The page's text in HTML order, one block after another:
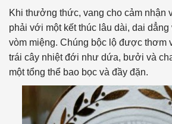
Khi thưởng thức, vang cho cảm nhận
phải với một kết thúc lâu dài, dai dẳng
vòm miệng. Chúng bộc lộ được thơm
trái cây nhiệt đới như dứa, bưởi và
một tổng thể bao bọc và đầy đặn.